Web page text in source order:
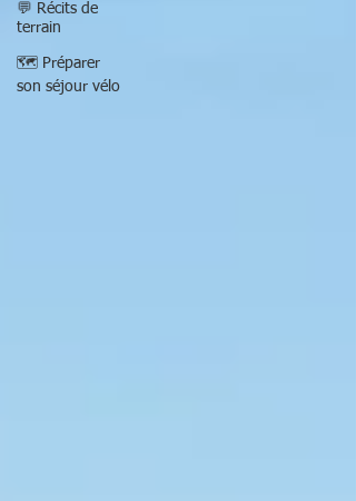
💬 Récits de
terrain
🗺️ Préparer
son séjour vélo